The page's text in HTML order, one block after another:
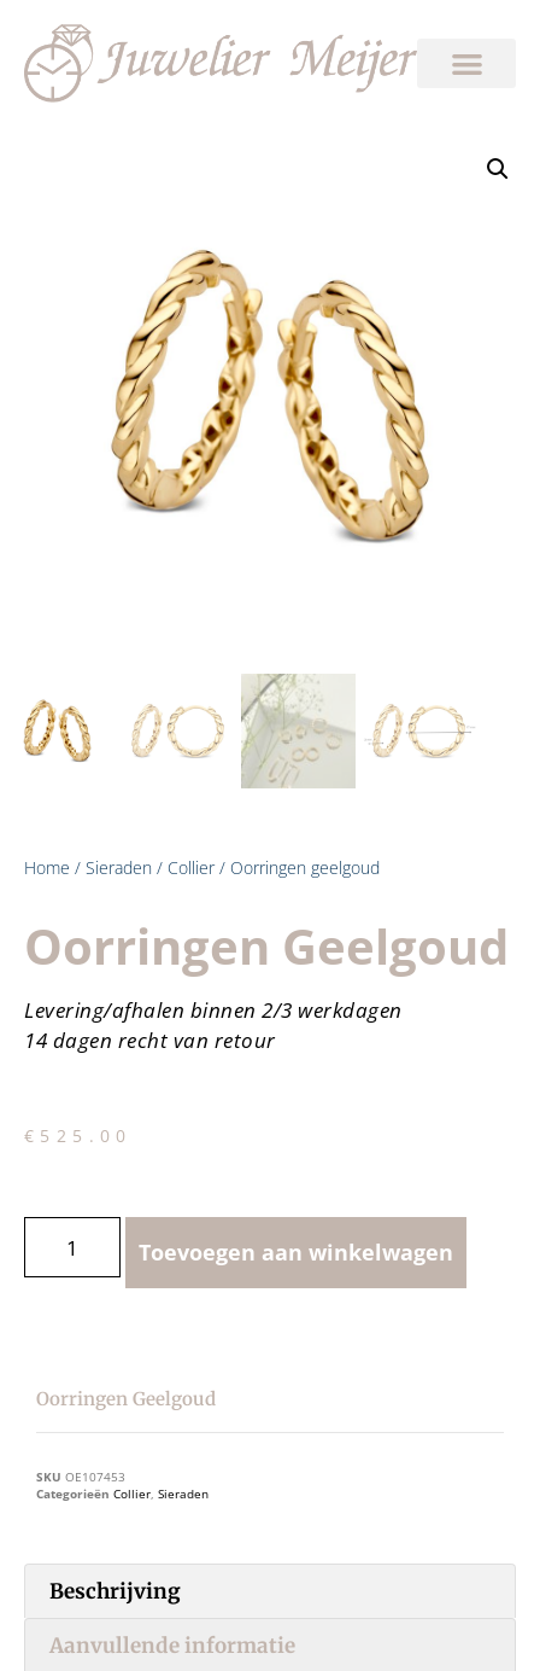
Home / Sieraden / Collier/ Oorringen geelgoud
Oorringen Geelgoud
Levering/afhalen binnen 2/3 werkdagen
14 dagen recht van retour
€ 525.00
Toevoegen aan winkelwagen
Oorringen Geelgoud
SKU OE107453
Categorieën Collier, Sieraden
Beschrijving
Aanvullende informatie